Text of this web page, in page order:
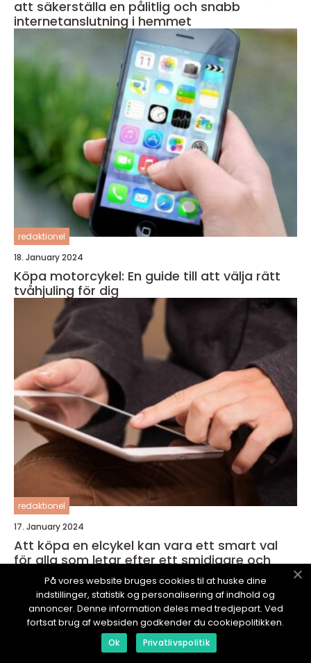
att säkerställa en pålitlig och snabb
internetanslutning i hemmet
redaktionel
18. January 2024
Köpa motorcykel: En guide till att välja rätt
tvåhjuling för dig
redaktionel
17. January 2024
Att köpa en elcykel kan vara ett smart val
för alla som letar efter ett smidigare och
mer hållbart sätt att ta sig fram
På vores website bruges cookies til at huske dine
indstillinger, statistik og personalisering af indhold og
annoncer. Denne information deles med tredjepart. Ved
fortsat brug af websiden godkender du cookiepolitikken.
Ok Privatlivspolitik